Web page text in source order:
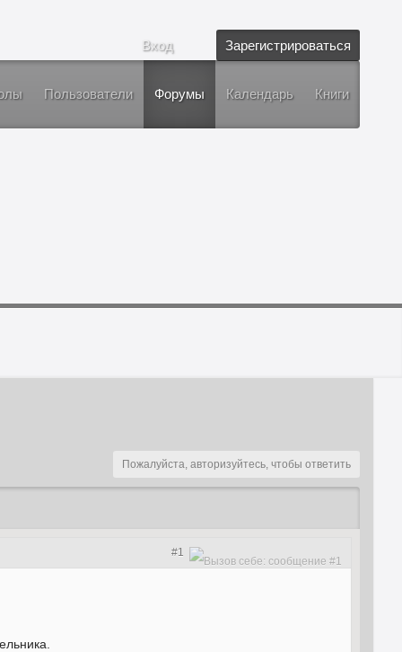
Вход Зарегистрироваться
Пользователи Форумы Календарь Книги
Пожалуйста, авторизуйтесь, чтобы ответить
#1